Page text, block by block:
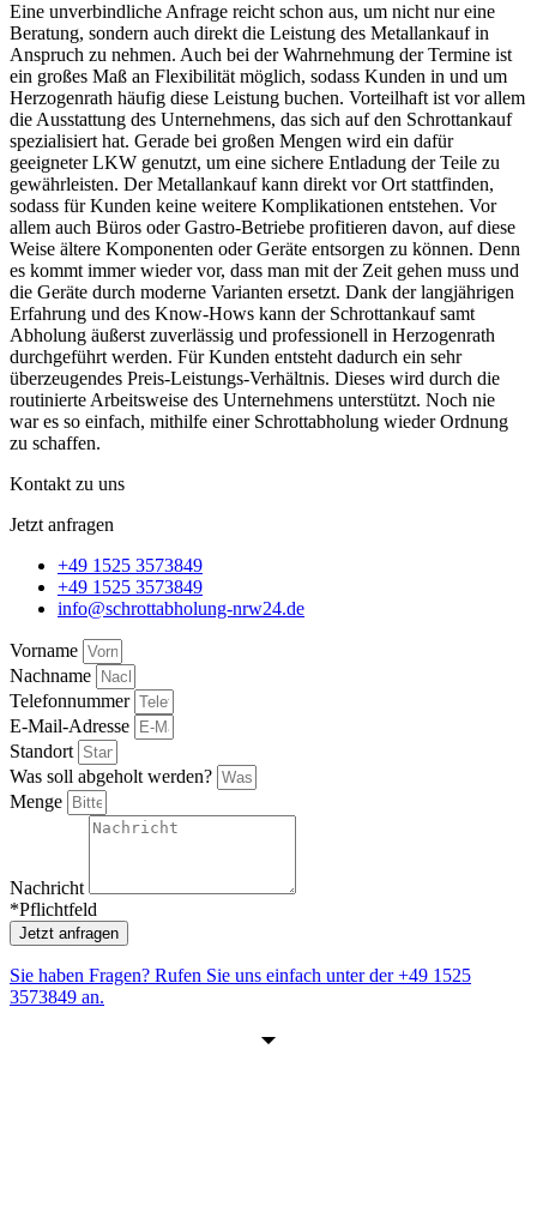
Eine unverbindliche Anfrage reicht schon aus, um nicht nur eine
Beratung, sondern auch direkt die Leistung des Metallankauf in
Anspruch zu nehmen. Auch bei der Wahrnehmung der Termine ist
ein großes Maß an Flexibilität möglich, sodass Kunden in und um
Herzogenrath häufig diese Leistung buchen. Vorteilhaft ist vor allem
die Ausstattung des Unternehmens, das sich auf den Schrottankauf
spezialisiert hat. Gerade bei großen Mengen wird ein dafür
geeigneter LKW genutzt, um eine sichere Entladung der Teile zu
gewährleisten. Der Metallankauf kann direkt vor Ort stattfinden,
sodass für Kunden keine weitere Komplikationen entstehen. Vor
allem auch Büros oder Gastro-Betriebe profitieren davon, auf diese
Weise ältere Komponenten oder Geräte entsorgen zu können. Denn
es kommt immer wieder vor, dass man mit der Zeit gehen muss und
die Geräte durch moderne Varianten ersetzt. Dank der langjährigen
Erfahrung und des Know-Hows kann der Schrottankauf samt
Abholung äußerst zuverlässig und professionell in Herzogenrath
durchgeführt werden. Für Kunden entsteht dadurch ein sehr
überzeugendes Preis-Leistungs-Verhältnis. Dieses wird durch die
routinierte Arbeitsweise des Unternehmens unterstützt. Noch nie
war es so einfach, mithilfe einer Schrottabholung wieder Ordnung
zu schaffen.
Kontakt zu uns
Jetzt anfragen
+49 1525 3573849
+49 1525 3573849
info@schrottabholung-nrw24.de
Vorname
Nachname
Telefonnummer
E-Mail-Adresse
Standort
Was soll abgeholt werden?
Menge
Nachricht
*Pflichtfeld
Jetzt anfragen
Sie haben Fragen? Rufen Sie uns einfach unter der+49 1525
3573849 an.